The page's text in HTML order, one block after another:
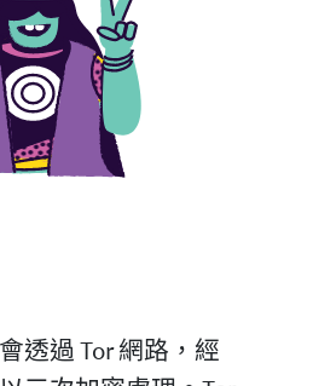
透過 Tor 網路，經